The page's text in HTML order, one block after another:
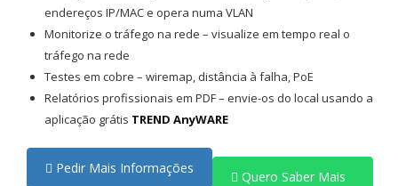
endereços IP/MAC e opera numa VLAN
Monitorize o tráfego na rede – visualize em tempo real o
tráfego na rede
Testes em cobre – wiremap, distância à falha, PoE
Relatórios profissionais em PDF – envie-os do local usando a
aplicação grátis TREND AnyWARE
Pedir Mais Informações
Quero Saber Mais